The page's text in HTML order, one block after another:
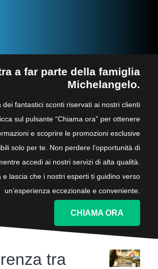
a far parte della famiglia
Michelangelo.
dei fantastici sconti riservati ai nostri clienti
sul pulsante “Chiama ora” per ottenere
e scoprire le promozioni esclusive
solo per te. Non perdere l’opportunità di
accedi ai nostri servizi di alta qualità.
e lascia che i nostri esperti ti guidino verso
un’esperienza eccezionale e conveniente.
CHIAMA ORA
tra